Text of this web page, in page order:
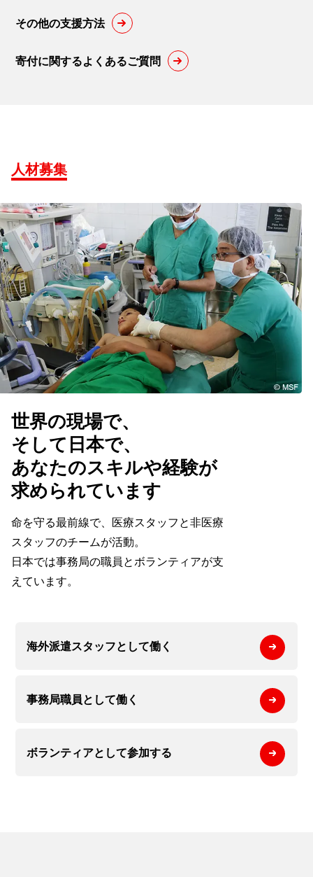
その他の支援方法
寄付に関するよくあるご質問
人材募集
世界の現場で、
そして日本で、
あなたのスキルや経験が
求められています
命を守る最前線で、医療スタッフと非医療
スタッフのチームが活動。
日本では事務局の職員とボランティアが支
えています。
海外派遣スタッフとして働く
事務局職員として働く
ボランティアとして参加する